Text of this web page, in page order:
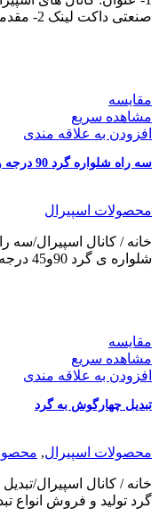
صنعتی داکت لینک 2- مقدمه: کانال های اسپیرال
مقایسه
مشاهده سریع
افزودن به علاقه مندی
سه راه شلواره گرد 90 درجه و 45 درجه
محصولات اسپیرال
شلواره ی گرد 90و45 درجه تولید و
مقایسه
مشاهده سریع
افزودن به علاقه مندی
تبدیل چهارگوش به گرد
محصولات اسپیرال,
خانه / کانال اسپیرال/
گرد تولید و فروش انواع